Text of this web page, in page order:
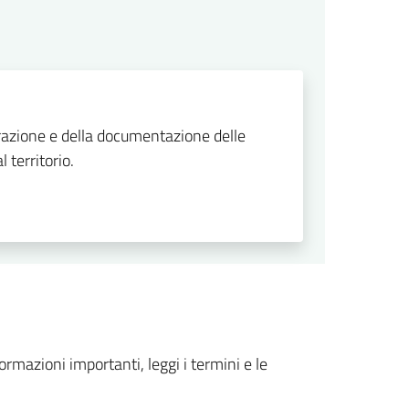
e della documentazione delle
territorio.
importanti, leggi i termini e le